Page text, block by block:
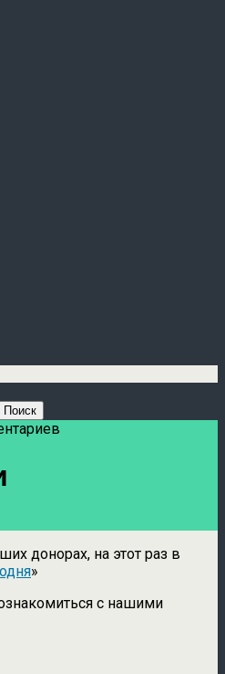
донорах, на этот раз в
»
с нашими